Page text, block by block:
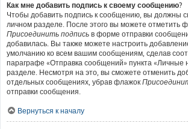
Как мне добавить подпись к своему сообщению?
Чтобы добавить подпись к сообщению, вы должны
личном разделе. После этого вы можете отметить
Присоединить подпись в форме отправки
добавилась. Вы также можете настроить
умолчанию ко всем вашим сообщениям, сделав
параграфе «Отправка сообщений» пункта «Личные
разделе. Несмотря на это, вы сможете отменить
отдельных сообщениях, убрав флажок
отправки сообщения.
Вернуться к началу